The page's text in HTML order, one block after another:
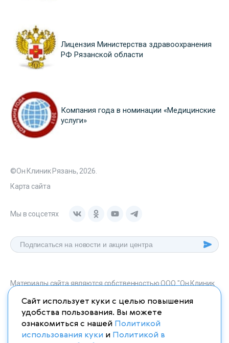
Лицензия Министерства здравоохранения
РФ Рязанской области
Компания года в номинации «Медицинские
услуги»
©Он Клиник Рязань, 2026.
Карта сайта
Мы в соцсетях
Материалы сайта являются собственностью ООО "Он Клиник
onclinic-ryazan.ru запрещено в соответствии со статьей 1259
ГК. РФ.
Сайт использует куки с целью повышения
удобства пользования. Вы можете
ознакомиться с нашей Политикой
использования куки и Политикой в